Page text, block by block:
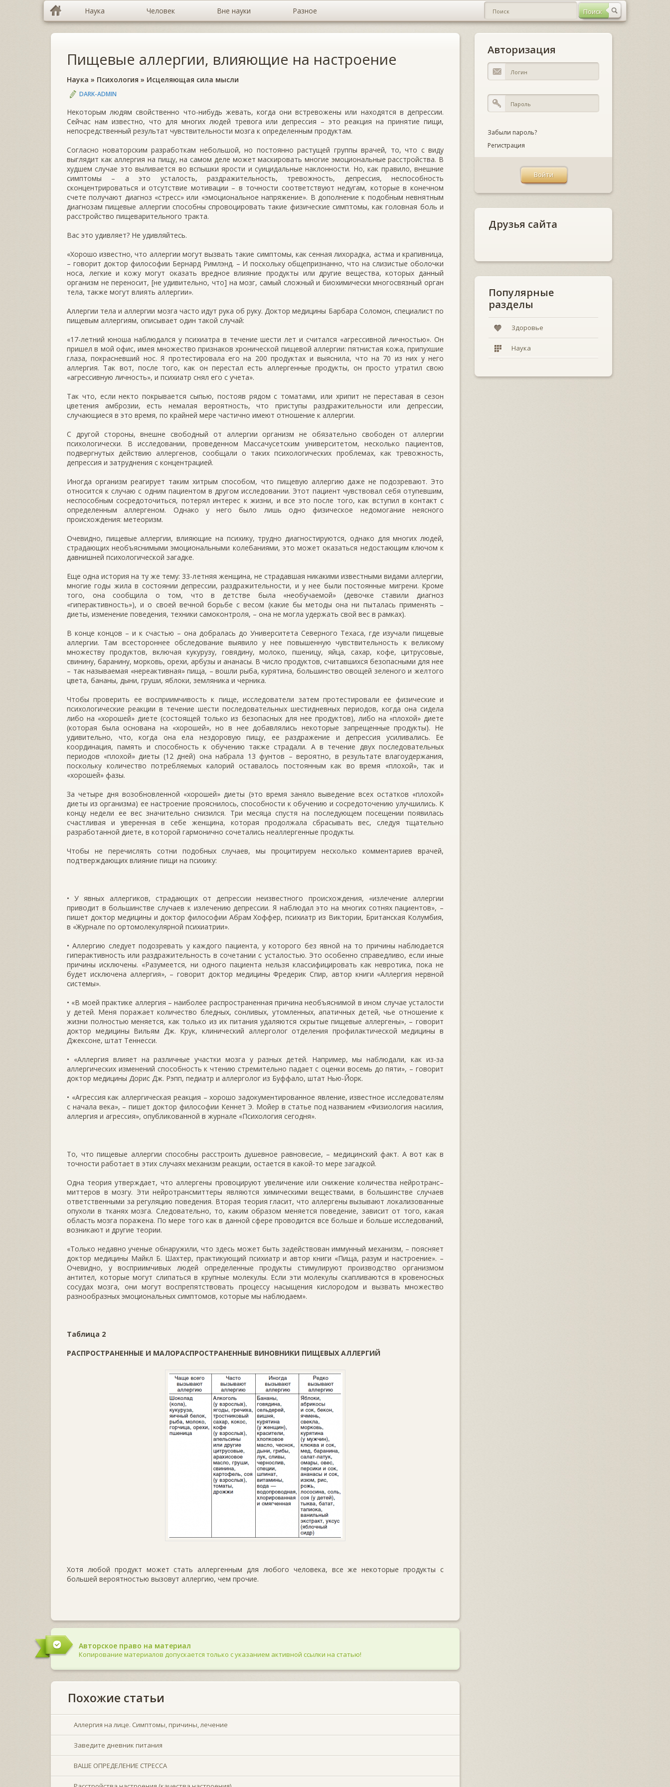
Наука Человек Вне науки Разное
Пищевые аллергии, влияющие на настроение
Наука » Психология » Исцеляющая сила мысли
DARK-ADMIN
Некоторым людям свойственно что-нибудь жевать, когда они встревожены или находятся в депрессии.
Сейчас нам известно, что для многих людей тревога или депрессия – это реакция на принятие пищи,
непосредственный результат чувствительности мозга к определенным продуктам.
Согласно новаторским разработкам небольшой, но постоянно растущей группы врачей, то, что с виду
выглядит как аллергия на пищу, на самом деле может маскировать многие эмоциональные расстройства. В
худшем случае это выливается во вспышки ярости и суицидальные наклонности. Но, как правило, внешние
симптомы – а это усталость, раздражительность, тревожность, депрессия, неспособность
сконцентрироваться и отсутствие мотивации – в точности соответствуют недугам, которые в конечном
счете получают диагноз «стресс» или «эмоциональное напряжение». В дополнение к подобным невнятным
диагнозам пищевые аллергии способны спровоцировать такие физические симптомы, как головная боль и
расстройство пищеварительного тракта.
Вас это удивляет? Не удивляйтесь.
«Хорошо известно, что аллергии могут вызвать такие симптомы, как сенная лихорадка, астма и крапивница,
– говорит доктор философии Бернард Римлэнд. – И поскольку общепризнанно, что на слизистые оболочки
носа, легкие и кожу могут оказать вредное влияние продукты или другие вещества, которых данный
организм не переносит, [не удивительно, что] на мозг, самый сложный и биохимически многосвязный орган
тела, также могут влиять аллергии».
Аллергии тела и аллергии мозга часто идут рука об руку. Доктор медицины Барбара Соломон, специалист по
пищевым аллергиям, описывает один такой случай:
«17-летний юноша наблюдался у психиатра в течение шести лет и считался «агрессивной личностью». Он
пришел в мой офис, имея множество признаков хронической пищевой аллергии: пятнистая кожа, припухшие
глаза, покрасневший нос. Я протестировала его на 200 продуктах и выяснила, что на 70 из них у него
аллергия. Так вот, после того, как он перестал есть аллергенные продукты, он просто утратил свою
«агрессивную личность», и психиатр снял его с учета».
Так что, если некто покрывается сыпью, постояв рядом с томатами, или хрипит не переставая в сезон
цветения амброзии, есть немалая вероятность, что приступы раздражительности или депрессии,
случающиеся в это время, по крайней мере частично имеют отношение к аллергии.
С другой стороны, внешне свободный от аллергии организм не обязательно свободен от аллергии
психологически. В исследовании, проведенном Массачусетским университетом, несколько пациентов,
подвергнутых действию аллергенов, сообщали о таких психологических проблемах, как тревожность,
депрессия и затруднения с концентрацией.
Иногда организм реагирует таким хитрым способом, что пищевую аллергию даже не подозревают. Это
относится к случаю с одним пациентом в другом исследовании. Этот пациент чувствовал себя отупевшим,
неспособным сосредоточиться, потерял интерес к жизни, и все это после того, как вступил в контакт с
определенным аллергеном. Однако у него было лишь одно физическое недомогание неясного
происхождения: метеоризм.
Очевидно, пищевые аллергии, влияющие на психику, трудно диагностируются, однако для многих людей,
страдающих необъяснимыми эмоциональными колебаниями, это может оказаться недостающим ключом к
давнишней психологической загадке.
Еще одна история на ту же тему: 33-летняя женщина, не страдавшая никакими известными видами аллергии,
многие годы жила в состоянии депрессии, раздражительности, и у нее были постоянные мигрени. Кроме
того, она сообщила о том, что в детстве была «необучаемой» (девочке ставили диагноз
«гиперактивность»), и о своей вечной борьбе с весом (какие бы методы она ни пыталась применять –
диеты, изменение поведения, техники самоконтроля, – она не могла удержать свой вес в рамках).
В конце концов – и к счастью – она добралась до Университета Северного Техаса, где изучали пищевые
аллергии. Там всестороннее обследование выявило у нее повышенную чувствительность к великому
множеству продуктов, включая кукурузу, говядину, молоко, пшеницу, яйца, сахар, кофе, цитрусовые,
свинину, баранину, морковь, орехи, арбузы и ананасы. В число продуктов, считавшихся безопасными для нее
– так называемая «нереактивная» пища, – вошли рыба, курятина, большинство овощей зеленого и желтого
цвета, бананы, дыни, груши, яблоки, земляника и черника.
Чтобы проверить ее восприимчивость к пище, исследователи затем протестировали ее физические и
психологические реакции в течение шести последовательных шестидневных периодов, когда она сидела
либо на «хорошей» диете (состоящей только из безопасных для нее продуктов), либо на «плохой» диете
(которая была основана на «хорошей», но в нее добавлялись некоторые запрещенные продукты). Не
удивительно, что, когда она ела нездоровую пищу, ее раздражение и депрессия усиливались. Ее
координация, память и способность к обучению также страдали. А в течение двух последовательных
периодов «плохой» диеты (12 дней) она набрала 13 фунтов – вероятно, в результате влагоудержания,
поскольку количество потребляемых калорий оставалось постоянным как во время «плохой», так и
«хорошей» фазы.
За четыре дня возобновленной «хорошей» диеты (это время заняло выведение всех остатков «плохой»
диеты из организма) ее настроение прояснилось, способности к обучению и сосредоточению улучшились. К
концу недели ее вес значительно снизился. Три месяца спустя на последующем посещении появилась
счастливая и уверенная в себе женщина, которая продолжала сбрасывать вес, следуя тщательно
разработанной диете, в которой гармонично сочетались неаллергенные продукты.
Чтобы не перечислять сотни подобных случаев, мы процитируем несколько комментариев врачей,
подтверждающих влияние пищи на психику:
• У явных аллергиков, страдающих от депрессии неизвестного происхождения, «излечение аллергии
приводит в большинстве случаев к излечению депрессии. Я наблюдал это на многих сотнях пациентов», –
пишет доктор медицины и доктор философии Абрам Хоффер, психиатр из Виктории, Британская Колумбия,
в «Журнале по ортомолекулярной психиатрии».
• Аллергию следует подозревать у каждого пациента, у которого без явной на то причины наблюдается
гиперактивность или раздражительность в сочетании с усталостью. Это особенно справедливо, если иные
причины исключены. «Разумеется, ни одного пациента нельзя классифицировать как невротика, пока не
будет исключена аллергия», – говорит доктор медицины Фредерик Спир, автор книги «Аллергия нервной
системы».
• «В моей практике аллергия – наиболее распространенная причина необъяснимой в ином случае усталости
у детей. Меня поражает количество бледных, сонливых, утомленных, апатичных детей, чье отношение к
жизни полностью меняется, как только из их питания удаляются скрытые пищевые аллергены», – говорит
доктор медицины Вильям Дж. Крук, клинический аллерголог отделения профилактической медицины в
Джексоне, штат Теннесси.
• «Аллергия влияет на различные участки мозга у разных детей. Например, мы наблюдали, как из-за
аллергических изменений способность к чтению стремительно падает с оценки восемь до пяти», – говорит
доктор медицины Дорис Дж. Рэпп, педиатр и аллерголог из Буффало, штат Нью-Йорк.
• «Агрессия как аллергическая реакция – хорошо задокументированное явление, известное исследователям
с начала века», – пишет доктор философии Кеннет Э. Мойер в статье под названием «Физиология насилия,
аллергия и агрессия», опубликованной в журнале «Психология сегодня».
То, что пищевые аллергии способны расстроить душевное равновесие, – медицинский факт. А вот как в
точности работает в этих случаях механизм реакции, остается в какой-то мере загадкой.
Одна теория утверждает, что аллергены провоцируют увеличение или снижение количества нейротранс–
миттеров в мозгу. Эти нейротрансмиттеры являются химическими веществами, в большинстве случаев
ответственными за регуляцию поведения. Вторая теория гласит, что аллергены вызывают локализованные
опухоли в тканях мозга. Следовательно, то, каким образом меняется поведение, зависит от того, какая
область мозга поражена. По мере того как в данной сфере проводится все больше и больше исследований,
возникают и другие теории.
«Только недавно ученые обнаружили, что здесь может быть задействован иммунный механизм, – поясняет
доктор медицины Майкл Б. Шахтер, практикующий психиатр и автор книги «Пища, разум и настроение». –
Очевидно, у восприимчивых людей определенные продукты стимулируют производство организмом
антител, которые могут слипаться в крупные молекулы. Если эти молекулы скапливаются в кровеносных
сосудах мозга, они могут воспрепятствовать процессу насыщения кислородом и вызвать множество
разнообразных эмоциональных симптомов, которые мы наблюдаем».
Таблица 2
РАСПРОСТРАНЕННЫЕ И МАЛОРАСПРОСТРАНЕННЫЕ ВИНОВНИКИ ПИЩЕВЫХ АЛЛЕРГИЙ
Хотя любой продукт может стать аллергенным для любого человека, все же некоторые продукты с
большей вероятностью вызовут аллергию, чем прочие.
Авторское право на материал
Копирование материалов допускается только с указанием активной ссылки на статью!
Похожие статьи
Аллергия на лице. Симптомы, причины, лечение
Заведите дневник питания
ВАШЕ ОПРЕДЕЛЕНИЕ СТРЕССА
Авторизация
Забыли пароль?
Регистрация
Друзья сайта
Популярные
разделы
Здоровье
Наука